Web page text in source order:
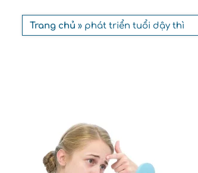
Trang chủ » phát triển tuổi dậy thì